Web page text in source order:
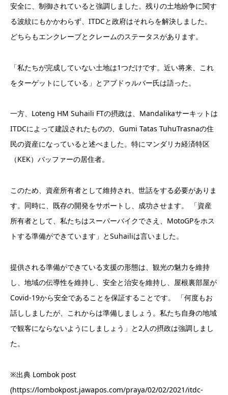
安全に、制御されていると強調しました。残りの土地紛争に関す
る波紋にもかかわらず、ITDCと政府はそれらを解決しました。
どちらもエンクレーブとクレームのステータスがあります。
「私たちが完成していない土地は1つだけです。近い将来、これ
をターゲットにしている」とアブドゥルバー氏は語った。
一方、Loteng HM Suhaili FTの摂政は、Mandalikaサーキットは
ITDCによって建設されたものの、Gumi Tatas TuhuTrasnaの住
民の資産になっていると述べました。特にマンダリカ経済特区
（KEK）バッファーの居住者。
このため、資産所有者として維持され、世話をする必要がありま
す。同時に、既存の開発をサポートし、成功させます。 「資産
所有者として、私たちはスーパーバイクでさえ、MotoGPをホス
トする準備ができています」とSuhailiは言いました。
提供される準備ができている支援の形態は、観光の魅力を維持
し、地域の伝導性を維持し、安全と治安を維持し、屋根裏部屋が
Covid-19から安全であることを保証することです。 「何度もお
話ししましたが、これからは準備しましょう。私たち自身の地域
で観客にならないようにしましょう」と2人の摂政は強調しまし
た。
※出典 Lombok post
(https://lombokpost.jawapos.com/praya/02/02/2021/itdc-